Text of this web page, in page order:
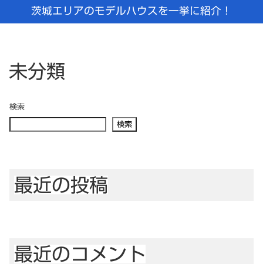
茨城エリアのモデルハウスを一挙に紹介！
未分類
No articles
検索
検索
最近の投稿
最近のコメント